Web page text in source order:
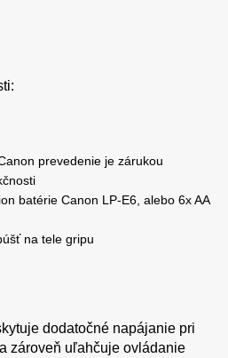
prevedenie je zárukou
batérie Canon LP-E6, alebo 6x AA
na tele gripu
dodatočné napájanie pri
zároveň uľahčuje ovládanie